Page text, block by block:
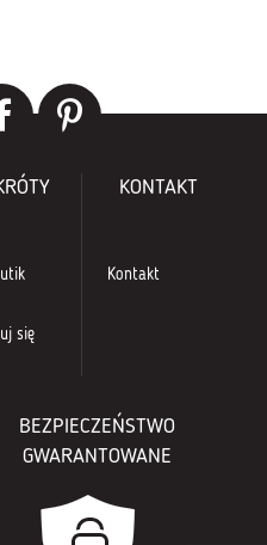
się
KONTAKT
Kontakt
BEZPIECZEŃSTWO
GWARANTOWANE